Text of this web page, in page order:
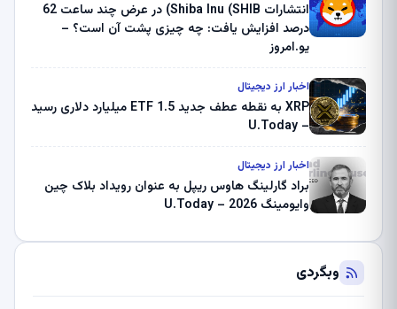
انتشارات Shiba Inu (SHIB) در عرض چند ساعت 62
درصد افزایش یافت: چه چیزی پشت آن است؟ –
یو.امروز
اخبار ارز دیجیتال
XRP به نقطه عطف جدید ETF 1.5 میلیارد دلاری رسید
– U.Today
اخبار ارز دیجیتال
براد گارلینگ هاوس ریپل به عنوان رویداد بلاک چین
وایومینگ 2026 – U.Today
وبگردی